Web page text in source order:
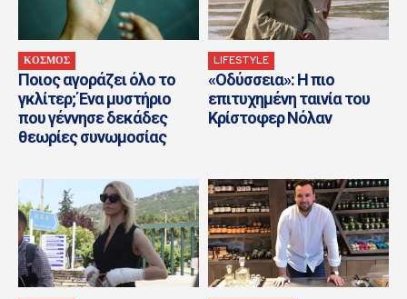
ΚΟΣΜΟΣ
Ποιος αγοράζει όλο το
γκλίτερ; Ένα μυστήριο
που γέννησε δεκάδες
θεωρίες συνωμοσίας
LIFESTYLE
«Οδύσσεια»: Η πιο
επιτυχημένη ταινία του
Κρίστοφερ Νόλαν